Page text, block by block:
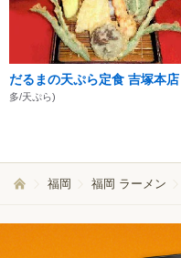
だるまの天ぷら定食 吉塚本店
多/天ぷら)
福岡 福岡 ラーメン